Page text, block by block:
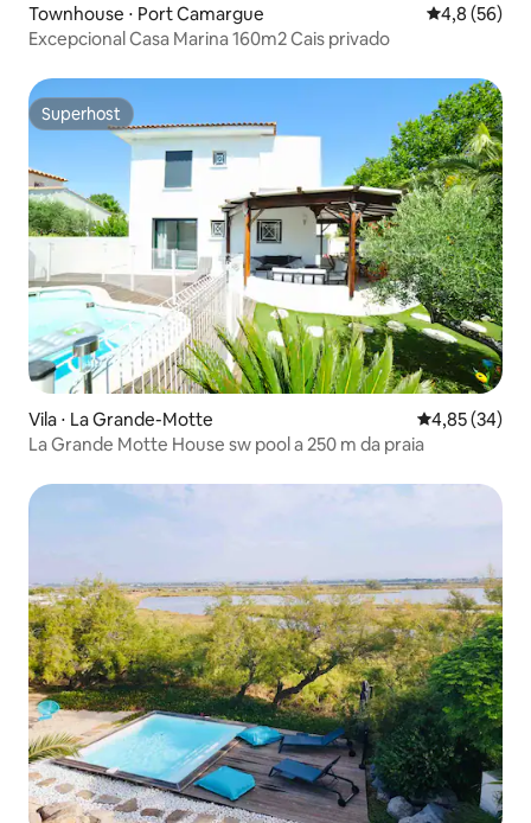
Townhouse ⋅ Port Camargue 4,8 de uma
4,8 (56)
Excepcional Casa Marina 160m2 Cais privado
Superhost
Superhost
Vila ⋅ La Grande-Motte 4,85 de uma
4,85 (34)
La Grande Motte House sw pool a 250 m da praia